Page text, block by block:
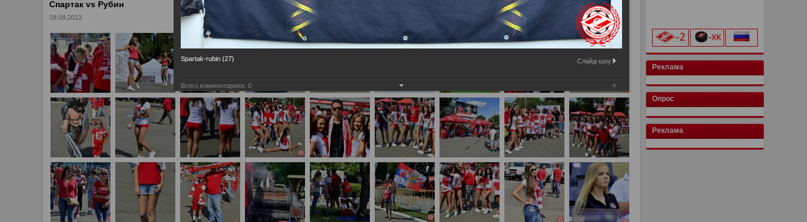
Спартак vs Рубин
18.08.2013
Реклама
Опрос
Реклама
Spartak-rubin (27) Слайд-шоу:
Всего комментариев: 0